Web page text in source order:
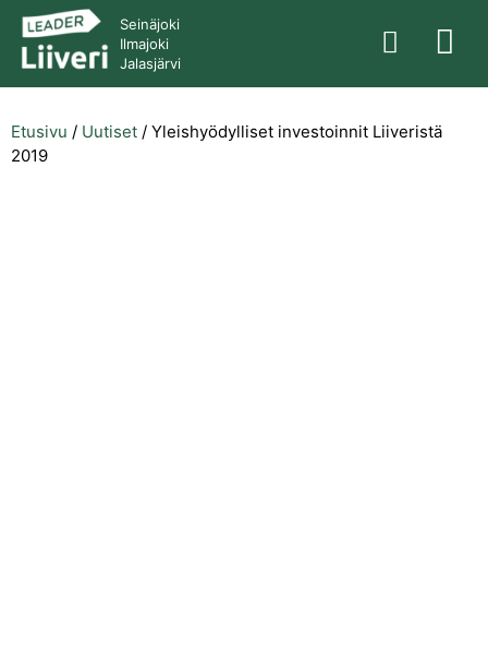
Seinäjoki
Ilmajoki
Jalasjärvi
Etusivu / Uutiset / Yleishyödylliset investoinnit Liiveristä
2019